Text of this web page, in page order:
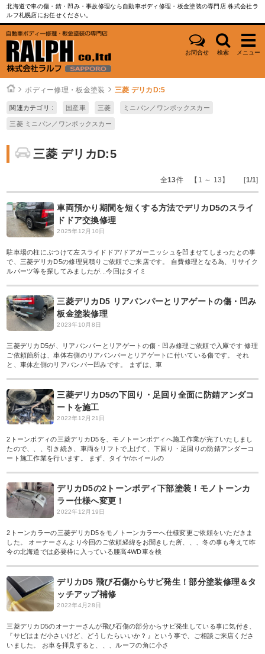
北海道で車の傷・錆・凹み・事故修理なら自動車ボディ修理・板金塗装の専門店 株式会社ラ
ルフ札幌店にお任せください。
お問合せ 検索 メニュー
ボディー修理・板金塗装 三菱 デリカD:5
関連カテゴリ : 国産車 三菱 ミニバン／ワンボックスカー
三菱 ミニバン／ワンボックスカー
三菱 デリカD:5
全13件 【1 ～ 13】 [1/1]
車両預かり期間を短くする方法でデリカD5のスライ
ドドア交換修理
2025年12月10日
駐車場の柱にぶつけて左スライドドア/ドアガーニッシュを凹ませてしまったとの事
で、三菱デリカD5の修理見積りご依頼でご来店です。 自費修理となる為、リサイク
ルパーツ等を探してみましたが...今回はタイミ
三菱デリカD5 リアバンパーとリアゲートの傷・凹み
板金塗装修理
2023年10月8日
三菱デリカD5が、リアバンパーとリアゲートの傷・凹み修理ご依頼で入庫です 修理
ご依頼箇所は、車体右側のリアバンパーとリアゲートに付いている傷です。 それ
と、車体左側のリアバンパー凹みです。 まずは、車
三菱デリカD5の下回り・足回り全面に防錆アンダコ
ートを施工
2022年12月21日
2トーンボディの三菱デリカD5を、モノトーンボディへ施工作業が完了いたしまし
たので、、、引き続き、車両をリフトで上げて、下回り・足回りの防錆アンダーコ
ート施工作業を行います。 まず、タイヤ/ホイールの
デリカD5の2トーンボディ下部塗装！モノトーンカ
ラー仕様へ変更！
2022年12月19日
2トーンカラーの三菱デリカD5をモノトーンカラーへ仕様変更ご依頼をいただきま
した。 オーナーさんより今回のご依頼経緯をお聞きした所、、、冬の事も考えて昨
今の北海道では必要枠に入っている腰高4WD車を検
デリカD5 飛び石傷からサビ発生！部分塗装修理＆タ
ッチアップ補修
2022年4月28日
三菱デリカD5のオーナーさんが飛び石傷の部分からサビ発生している事に気付き、
『サビはまだ小さいけど、どうしたらいいか？』という事で、ご相談ご来店くださ
いました。 お車を拝見すると、、、ルーフの角に小さ